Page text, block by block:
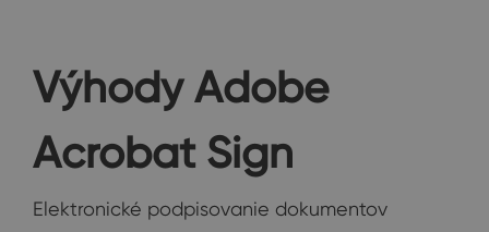
Výhody Adobe
Acrobat Sign
Elektronické podpisovanie dokumentov